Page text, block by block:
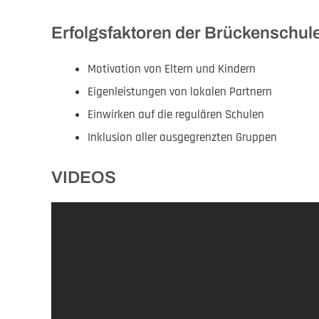
Erfolgsfaktoren der
Motivation von Eltern und Kindern
Eigenleistungen von lokalen Partnern
Einwirken auf die regulären Schulen
Inklusion aller ausgegrenzten Gruppen
VIDEOS